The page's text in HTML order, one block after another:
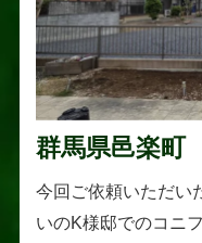
群馬県邑楽
伐採・抜根工事
今回ご依頼いただい
いのK様邸でのコニ